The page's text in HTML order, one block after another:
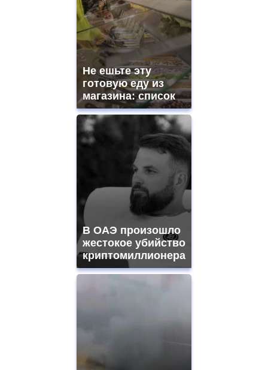
Не ешьте эту
готовую еду из
магазина: список
В ОАЭ произошло
жестокое убийство
криптомиллионера